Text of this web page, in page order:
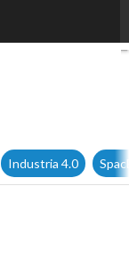
Industria 4.0